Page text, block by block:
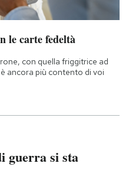
le carte fedeltà
con quella friggitrice ad
ancora più contento di voi
guerra si sta